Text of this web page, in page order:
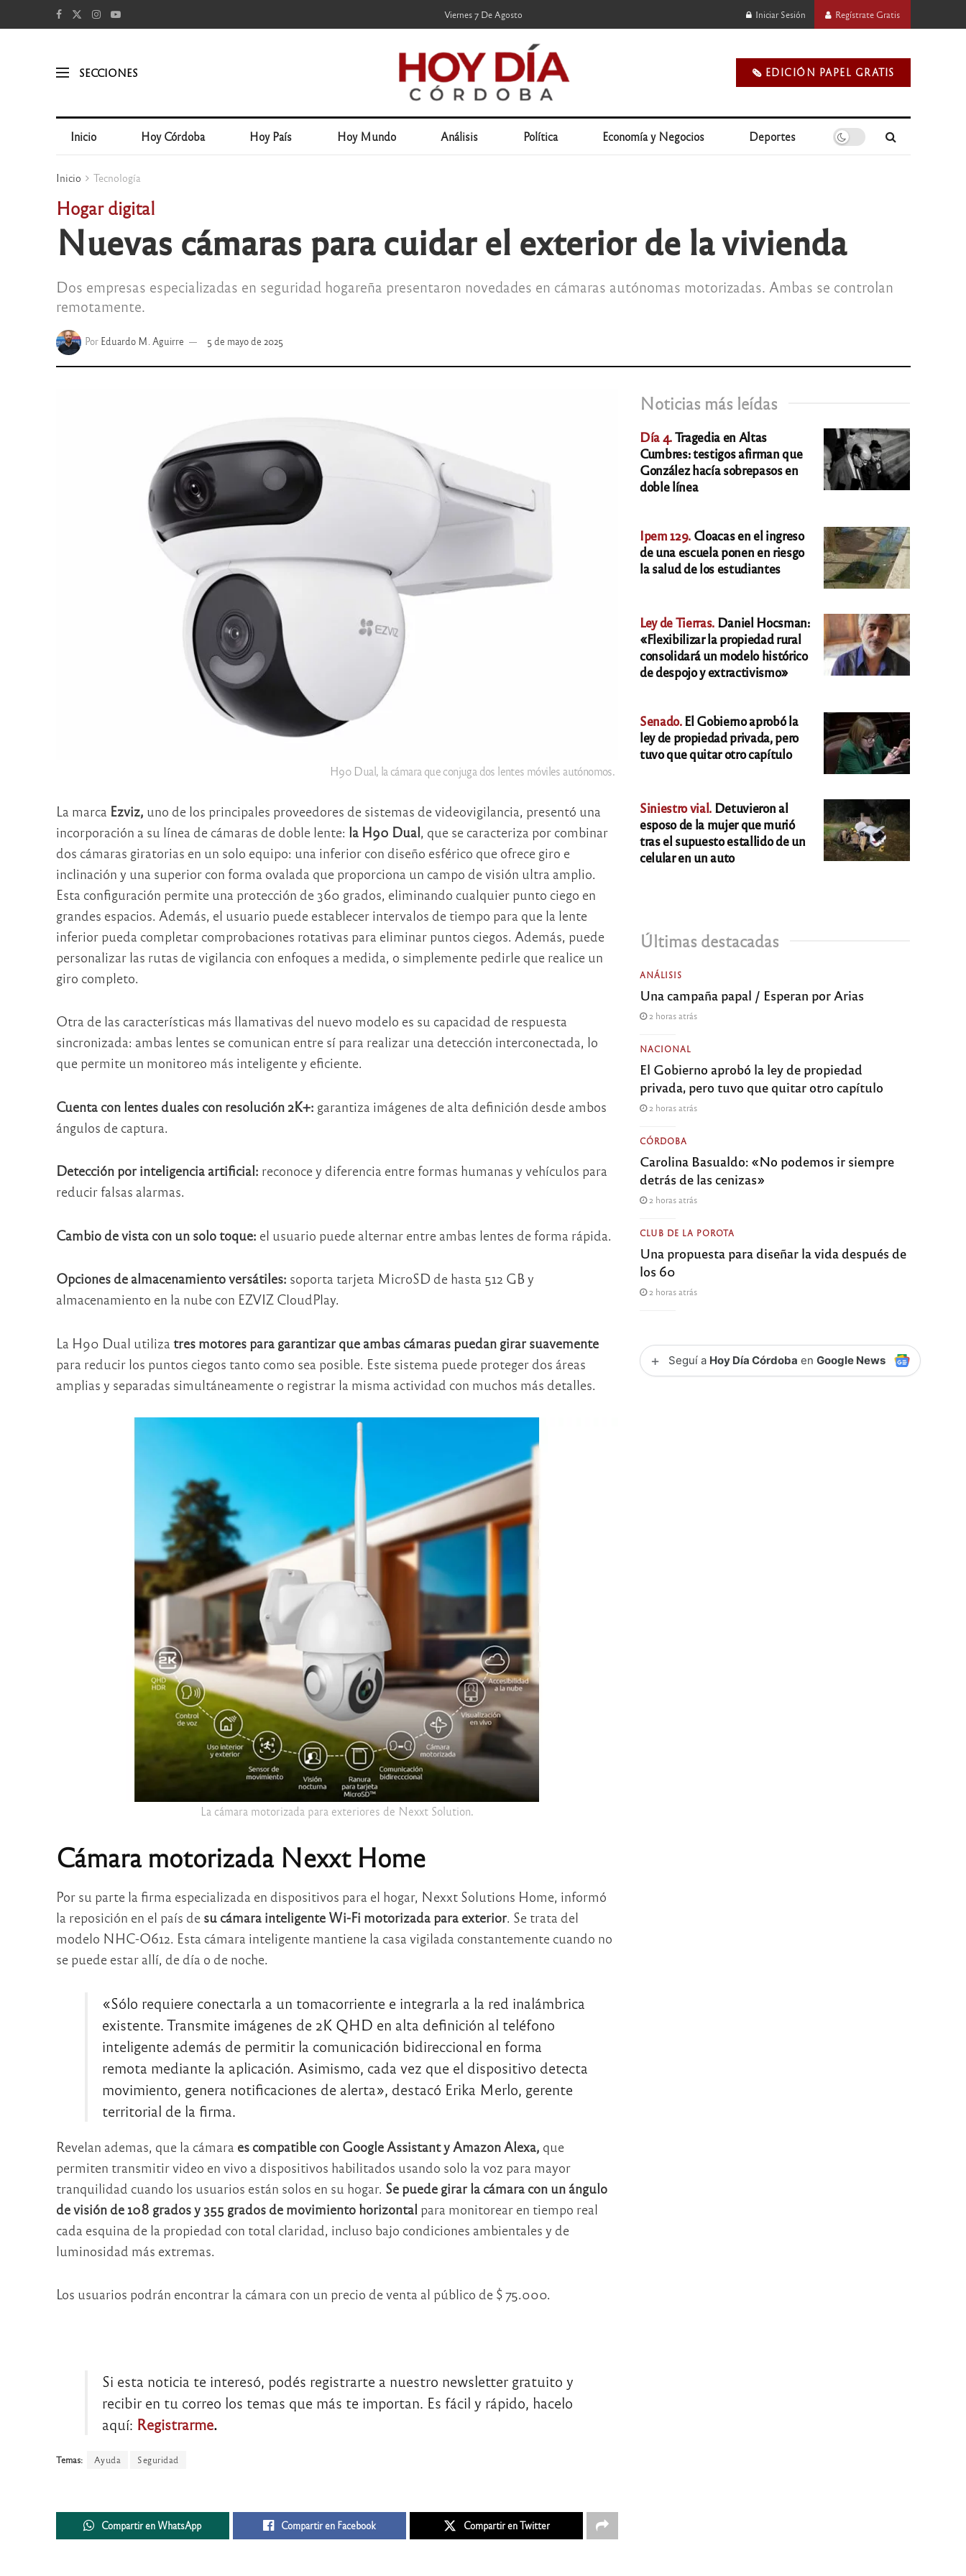
Viernes 7 De Agosto Iniciar Sesión Regístrate Gratis
SECCIONES 🗞️ EDICIÓN PAPEL GRATIS
Inicio Hoy Córdoba Hoy País Hoy Mundo Análisis Política Economía y Negocios Deportes
Inicio Tecnología
Hogar digital
Nuevas cámaras para cuidar el exterior de la vivienda
Dos empresas especializadas en seguridad hogareña presentaron novedades en cámaras autónomas motorizadas. Ambas se controlan
remotamente.
Por Eduardo M. Aguirre 5 de mayo de 2025
H90 Dual, la cámara que conjuga dos lentes móviles autónomos.
La marca Ezviz, uno de los principales proveedores de sistemas de videovigilancia, presentó una
incorporación a su línea de cámaras de doble lente: la H90 Dual, que se caracteriza por combinar
dos cámaras giratorias en un solo equipo: una inferior con diseño esférico que ofrece giro e
inclinación y una superior con forma ovalada que proporciona un campo de visión ultra amplio.
Esta configuración permite una protección de 360 grados, eliminando cualquier punto ciego en
grandes espacios. Además, el usuario puede establecer intervalos de tiempo para que la lente
inferior pueda completar comprobaciones rotativas para eliminar puntos ciegos. Además, puede
personalizar las rutas de vigilancia con enfoques a medida, o simplemente pedirle que realice un
giro completo.
Otra de las características más llamativas del nuevo modelo es su capacidad de respuesta
sincronizada: ambas lentes se comunican entre sí para realizar una detección interconectada, lo
que permite un monitoreo más inteligente y eficiente.
Cuenta con lentes duales con resolución 2K+: garantiza imágenes de alta definición desde ambos
ángulos de captura.
Detección por inteligencia artificial: reconoce y diferencia entre formas humanas y vehículos para
reducir falsas alarmas.
Cambio de vista con un solo toque: el usuario puede alternar entre ambas lentes de forma rápida.
Opciones de almacenamiento versátiles: soporta tarjeta MicroSD de hasta 512 GB y
almacenamiento en la nube con EZVIZ CloudPlay.
La H90 Dual utiliza tres motores para garantizar que ambas cámaras puedan girar suavemente
para reducir los puntos ciegos tanto como sea posible. Este sistema puede proteger dos áreas
amplias y separadas simultáneamente o registrar la misma actividad con muchos más detalles.
La cámara motorizada para exteriores de Nexxt Solution.
Cámara motorizada Nexxt Home
Por su parte la firma especializada en dispositivos para el hogar, Nexxt Solutions Home, informó
la reposición en el país de su cámara inteligente Wi-Fi motorizada para exterior. Se trata del
modelo NHC-O612. Esta cámara inteligente mantiene la casa vigilada constantemente cuando no
se puede estar allí, de día o de noche.
«Sólo requiere conectarla a un tomacorriente e integrarla a la red inalámbrica
existente. Transmite imágenes de 2K QHD en alta definición al teléfono
inteligente además de permitir la comunicación bidireccional en forma
remota mediante la aplicación. Asimismo, cada vez que el dispositivo detecta
movimiento, genera notificaciones de alerta», destacó Erika Merlo, gerente
territorial de la firma.
Revelan ademas, que la cámara es compatible con Google Assistant y Amazon Alexa, que
permiten transmitir video en vivo a dispositivos habilitados usando solo la voz para mayor
tranquilidad cuando los usuarios están solos en su hogar. Se puede girar la cámara con un ángulo
de visión de 108 grados y 355 grados de movimiento horizontal para monitorear en tiempo real
cada esquina de la propiedad con total claridad, incluso bajo condiciones ambientales y de
luminosidad más extremas.
Los usuarios podrán encontrar la cámara con un precio de venta al público de $ 75.000.
Si esta noticia te interesó, podés registrarte a nuestro newsletter gratuito y
recibir en tu correo los temas que más te importan. Es fácil y rápido, hacelo
aquí: Registrarme.
Temas: Ayuda Seguridad
Compartir en WhatsApp Compartir en Facebook Compartir en Twitter
Noticias más leídas
Día 4.Tragedia en Altas
Cumbres: testigos afirman que
González hacía sobrepasos en
doble línea
Ipem 129. Cloacas en el ingreso
de una escuela ponen en riesgo
la salud de los estudiantes
Ley de Tierras. Daniel Hocsman:
«Flexibilizar la propiedad rural
consolidará un modelo histórico
de despojo y extractivismo»
Senado.El Gobierno aprobó la
ley de propiedad privada, pero
tuvo que quitar otro capítulo
Siniestro vial. Detuvieron al
esposo de la mujer que murió
tras el supuesto estallido de un
celular en un auto
Últimas destacadas
ANÁLISIS
Una campaña papal / Esperan por Arias
2 horas atrás
NACIONAL
El Gobierno aprobó la ley de propiedad
privada, pero tuvo que quitar otro capítulo
2 horas atrás
CÓRDOBA
Carolina Basualdo: «No podemos ir siempre
detrás de las cenizas»
2 horas atrás
CLUB DE LA POROTA
Una propuesta para diseñar la vida después de
los 60
2 horas atrás
+ Seguí a Hoy Día Córdoba enGoogle News